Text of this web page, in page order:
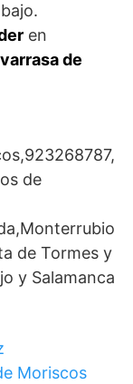
en
de
de
de Tormes y
y Salamanca
Moriscos